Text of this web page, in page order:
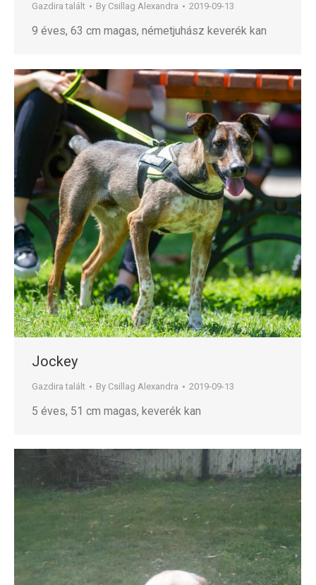
Gazdira talált By Csillag Alexandra 2019-09-13
9 éves, 63 cm magas, németjuhász keverék kan
Jockey
Gazdira talált By Csillag Alexandra 2019-09-13
5 éves, 51 cm magas, keverék kan